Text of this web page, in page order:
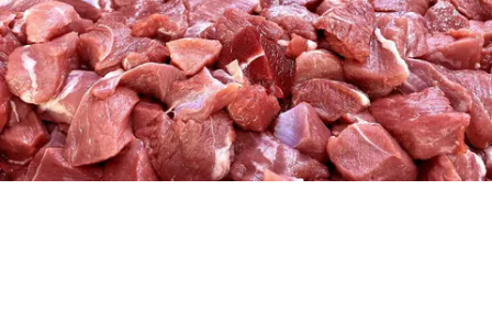
Bursa
Çanakkale
Çankırı
Çorum